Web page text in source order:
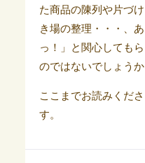
た商品の陳列や片づ
き場の整理・・・、
っ！」と関心しても
のではないでしょうか
ここまでお読みくだ
す。